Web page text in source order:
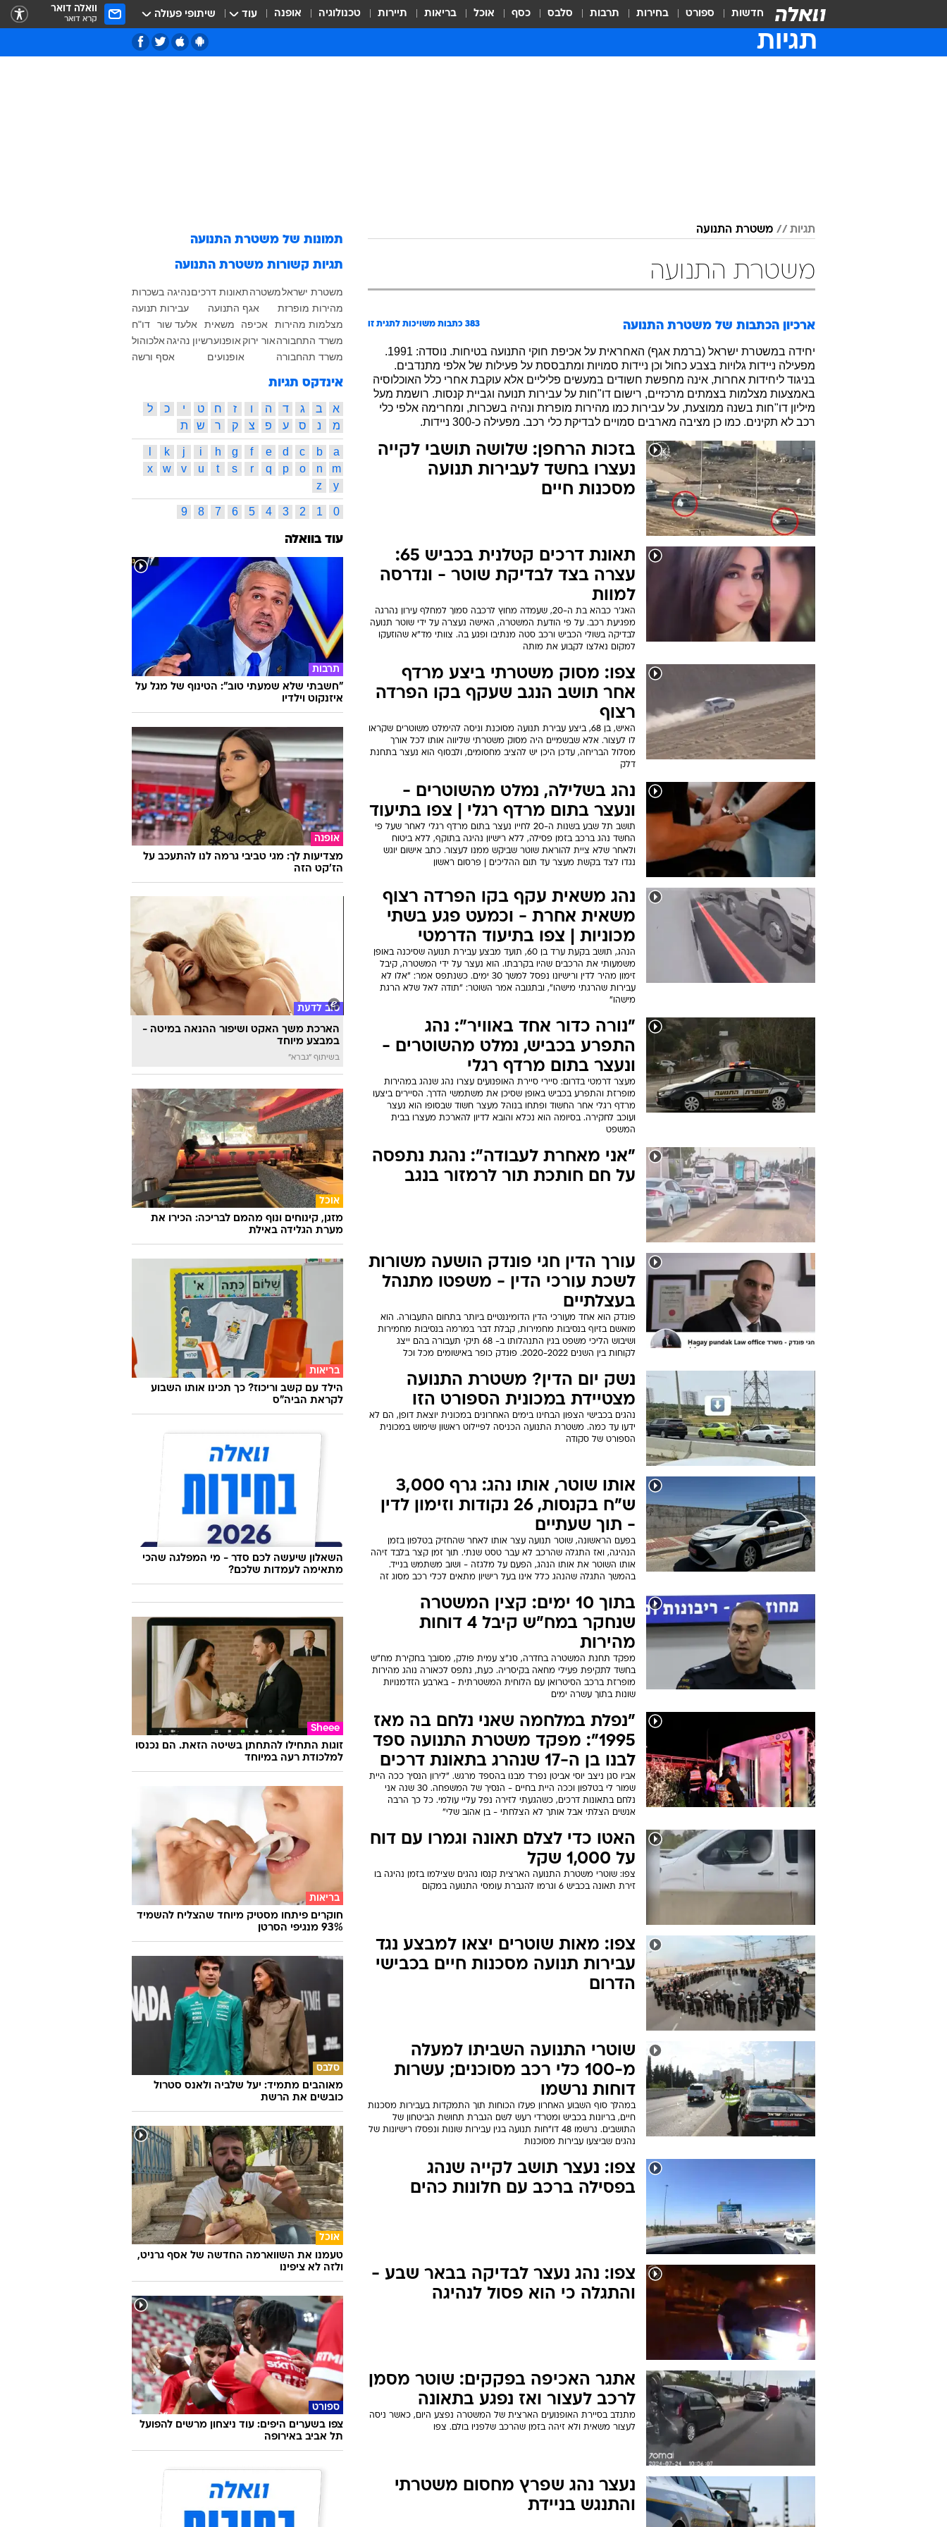
חדשות ספורט בחירות תרבות סלבס כסף אוכל בריאות תיירות טכנולוגיה אופנה עוד שיתופי פעולה וואלה דואר
קרא דואר
תגיות
תגיות משטרת התנועה
משטרת התנועה
ארכיון הכתבות של משטרת התנועה 383 כתבות משויכות לתגית זו
יחידה במשטרת ישראל (ברמת אגף) האחראית על אכיפת חוקי התנועה בטיחות. נוסדה: 1991.
מפעילה ניידות גלויות בצבע כחול וכן ניידות סמויות ומתבססת על פעילות של אלפי מתנדבים.
בניגוד ליחידות אחרות, אינה מחפשת חשודים במעשים פליליים אלא עוקבת אחרי כלל האוכלוסיה
באמצעות מצלמות בצמתים מרכזיים, רישום דו"חות על עבירות תנועה וגביית קנסות. רושמת מעל
מיליון דו"חות בשנה ממוצעת, על עבירות כמו מהירות מופרזת ונהיה בשכרות, ומחרימה אלפי כלי
רכב לא תקינים. כמו כן מציבה מארבים סמויים לבדיקת כלי רכב. מפעילה כ-300 ניידות.
בזכות הרחפן: שלושה תושבי לקייה
נעצרו בחשד לעבירות תנועה
מסכנות חיים
תאונת דרכים קטלנית בכביש 65:
עצרה בצד לבדיקת שוטר - ונדרסה
למוות
האג'ר כבהא בת ה-20, שעמדה מחוץ לרכבה סמוך למחלף עירון נהרגה
מפגיעת רכב. על פי הודעת המשטרה, האישה נעצרה על ידי שוטר תנועה
לבדיקה בשולי הכביש ורכב סטה מנתיבו ופגע בה. צוותי מד"א שהוזעקו
למקום נאלצו לקבוע את מותה
צפו: מסוק משטרתי ביצע מרדף
אחר תושב הנגב שעקף בקו הפרדה
רצוף
האיש, בן 68, ביצע עבירת תנועה מסוכנת וניסה להימלט משוטרים שקראו
לו לעצור. אלא שבשמיים היה מסוק משטרתי שליווה אותו לכל אורך
מסלול הבריחה, עדכן היכן יש להציב מחסומים, ולבסוף הוא נעצר בתחנת
דלק
נהג בשלילה, נמלט מהשוטרים -
ונעצר בתום מרדף רגלי | צפו בתיעוד
תושב תל שבע בשנות ה-20 לחייו נעצר בתום מרדף רגלי לאחר שעל פי
החשד נהג ברכב בזמן פסילה, ללא רישיון נהיגה בתוקף, ללא ביטוח
ולאחר שלא ציית להוראת שוטר שביקש ממנו לעצור. כתב אישום יוגש
נגדו לצד בקשת מעצר עד תום ההליכים | פרסום ראשון
נהג משאית עקף בקו הפרדה רצוף
משאית אחרת - וכמעט פגע בשתי
מכוניות | צפו בתיעוד הדרמטי
הנהג, תושב בקעת ערד בן 60, תועד מבצע עבירת תנועה שסיכנה באופן
משמעותי את הרכבים שהיו בקרבתו. הוא נעצר על ידי המשטרה, קיבל
זימון מהיר לדין ורישיונו נפסל למשך 30 ימים. כשנתפס אמר: "אלו לא
עבירות שהרגתי מישהו", ובתגובה אמר השוטר: "תודה לאל שלא הרגת
מישהו"
"נורה כדור אחד באוויר": נהג
התפרע בכביש, נמלט מהשוטרים -
ונעצר בתום מרדף רגלי
מעצר דרמטי בדרום: סיירי סיירת האופנועים עצרו נהג שנהג במהירות
מופרזת והתפרע בכביש באופן שסיכן את משתמשי הדרך. הסיירים ביצעו
מרדף רגלי אחר החשוד ופתחו בנוהל מעצר חשוד שבסופו הוא נעצר
ועוכב לחקירה. בסיומה הוא נכלא והובא לדיון להארכת מעצרו בבית
המשפט
"אני מאחרת לעבודה": נהגת נתפסה
על חם חותכת תור לרמזור בנגב
עורך הדין חגי פונדק הושעה משורות
לשכת עורכי הדין - משפטו מתנהל
בעצלתיים
פונדק הוא אחד מעורכי הדין הדומיננטיים ביותר בתחום התעבורה. הוא
מואשם בזיוף בנסיבות מחמירות, קבלת דבר במרמה בנסיבות מחמירות
ושיבוש הליכי משפט בגין התנהלותו ב- 68 תיקי תעבורה בהם ייצג
לקוחות בין השנים 2020-2022. פונדק כופר באישומים מכל וכל
נשק יום הדין? משטרת התנועה
מצטיידת במכונית הספורט הזו
נהגים בכבישי הצפון הבחינו בימים האחרונים במכונית יוצאת דופן, הם לא
ידעו עד כמה. משטרת התנועה הכניסה לפיילוט ראשון שימוש במכונית
הספורט של סקודה
אותו שוטר, אותו נהג: גרף 3,000
ש"ח בקנסות, 26 נקודות וזימון לדין
- תוך שעתיים
בפעם הראשונה, שוטר תנועה עצר אותו לאחר שהחזיק בטלפון בזמן
הנהיגה, ואז התגלה שהרכב לא עבר טסט שנתי. תוך זמן קצר בלבד זיהה
אותו השוטר את אותו הנהג, הפעם על מלגזה - ושוב משתמש בנייד.
בהמשך התגלה שהנהג כלל אינו בעל רישיון מתאים לכלי רכב מסוג זה
בתוך 10 ימים: קצין המשטרה
שנחקר במח"ש קיבל 4 דוחות
מהירות
מפקד תחנת המשטרה בחדרה, סנ"צ עמית פולק, מסובך בחקירת מח"ש
בחשד לתקיפת פעילי מחאה בקיסריה. כעת, נתפס לכאורה נוהג מהירות
מופרזת ברכב הסיטרואן עם הלוחית המשטרתית - בארבע הזדמנויות
שונות בתוך עשרה ימים
"נפלת במלחמה שאני נלחם בה מאז
1995": מפקד משטרת התנועה ספד
לבנו בן ה-17 שנהרג בתאונת דרכים
אביו סגן ניצב יוסי אביטן נפרד מבנו בהספד מרגש. "לירון הנסיך ככה היית
שמור לי בטלפון וככה היית בחיים - הנסיך של המשפחה. 30 שנה אני
נלחם בתאונות דרכים, כשהגעתי לזירה נפל עליי עולמי. כל כך הרבה
אנשים הצלתי אבל אותך לא הצלחתי - בן אהוב שלי"
האטו כדי לצלם תאונה וגמרו עם דוח
על 1,000 שקל
צפו: שוטרי משטרת התנועה הארצית קנסו נהגים שצילמו בזמן נהיגה בו
זירת תאונה בכביש 6 וגרמו להגברת עומסי התנועה במקום
צפו: מאות שוטרים יצאו למבצע נגד
עבירות תנועה מסכנות חיים בכבישי
הדרום
שוטרי התנועה השביתו למעלה
מ-100 כלי רכב מסוכנים; עשרות
דוחות נרשמו
במהלך סוף השבוע האחרון פעלו הכוחות תוך התמקדות בעבירות מסכנות
חיים, בריונות בכביש ומטרדי רעש לשם הגברת תחושת הביטחון של
התושבים. נרשמו 48 דו"חות תנועה בגין עבירות שונות ונפסלו רישיונות של
נהגים שביצעו עבירות מסוכנות
צפו: נעצר תושב לקייה שנהג
בפסילה ברכב עם חלונות כהים
צפו: נהג נעצר לבדיקה בבאר שבע -
והתגלה כי הוא פסול לנהיגה
אתגר האכיפה בפקקים: שוטר מסמן
לרכב לעצור ואז נפגע בתאונה
מתנדב בסיירת האופנועים הארצית של המשטרה נפצע היום, כאשר ניסה
לעצור משאית ולא זיהה בזמן שהרכב שלפניו בולם. צפו
נעצר נהג שפרץ מחסום משטרתי
והתנגש בניידת
תמונות של משטרת התנועה
תגיות קשורות משטרת התנועה
משטרת ישראלמשטרהתאונות דרכיםנהיגה בשכרות
מהירות מופרזת
אגף התנועה
עבירות תנועה
מצלמות מהירות
אכיפה משאית אלעד שור
דו"ח
משרד התחבורהאור ירוקאופנוערשיון נהיגה אלכוהול
משרד תהחבורה
אופנועים אסף ורשה
אינדקס תגיות
א ב ג ד ה ו ז ח ט י כ
ל
מ
נ ס ע פ צ ק ר ש ת
a
b
c
d
e
f
g
h
i
j
k
m
n
o
p
q
r
s
t
u
v
w
x
y
z
0
1
2
3
4
5
6
7
8
9
עוד בוואלה
תרבות
"חשבתי שלא שמעתי טוב": הטינוף של מגל על
איזנקוט וילדיו
אופנה
מצדיעות לך: מגי טביבי גרמה לנו להתעכב על
הז'קט הזה
טוב לדעת
הארכת משך האקט ושיפור ההנאה במיטה -
במבצע מיוחד
בשיתוף "גברא"
אוכל
מזגן, קינוחים ונוף מהמם לבריכה: הכירו את
מערת הגלידה באילת
בריאות
הילד עם קשב וריכוז? כך תכינו אותו השבוע
לקראת הביה"ס
השאלון שיעשה לכם סדר - מי המפלגה שהכי
מתאימה לעמדות שלכם?
Sheee
זוגות התחילו להתחתן בשיטה הזאת. הם נכנסו
למלכודת רעה במיוחד
בריאות
חוקרים פיתחו מסטיק מיוחד שהצליח להשמיד
93% מנגיפי הסרטן
סלבס
מאוהבים מתמיד: יעל שלביה ולאנס סטרול
כובשים את הרשת
אוכל
טעמנו את השווארמה החדשה של אסף גרניט,
ולזה לא ציפינו
ספורט
צפו בשערים היפים: עוד ניצחון מרשים להפועל
תל אביב באירופה